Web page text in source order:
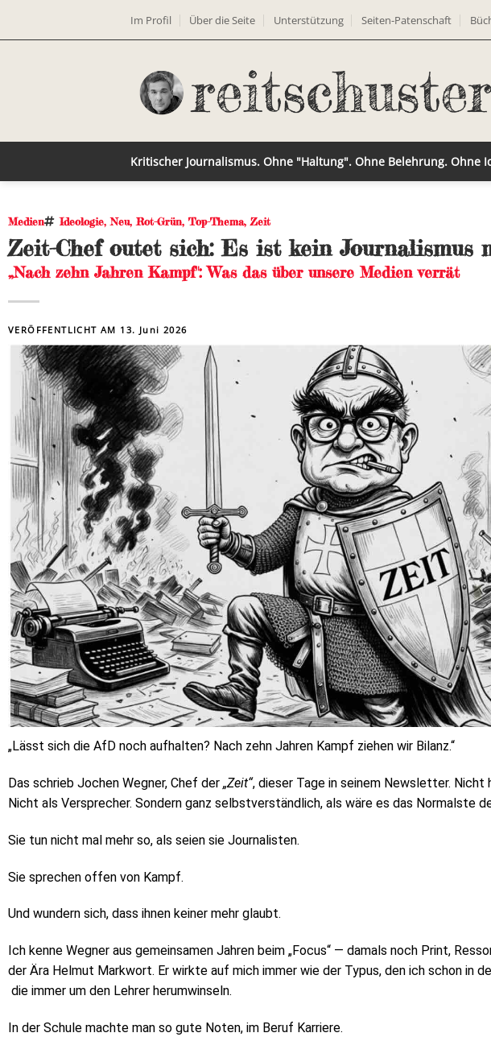
Im Profil Über die Seite Unterstützung Seiten-Patenschaft
Kritischer Journalismus. Ohne "Haltung". Ohne Belehrung. Ohne
Medien Ideologie,Neu, Rot-Grün, Top-Thema, Zeit
Zeit-Chef outet sich: Es ist kein Journalismus
„Nach zehn Jahren Kampf": Was das über unsere Medien verrät
VERÖFFENTLICHT AM 13. Juni 2026
„Lässt sich die AfD noch aufhalten? Nach zehn Jahren Kampf ziehen wir Bilanz.“
Das schrieb Jochen Wegner, Chef der „Zeit“, dieser Tage in seinem Newsletter. Nicht
Nicht als Versprecher. Sondern ganz selbstverständlich, als wäre es das Normalste
Sie tun nicht mal mehr so, als seien sie Journalisten.
Sie sprechen offen von Kampf.
Und wundern sich, dass ihnen keiner mehr glaubt.
Ich kenne Wegner aus gemeinsamen Jahren beim „Focus“ — damals noch Print,
der Ära Helmut Markwort. Er wirkte auf mich immer wie der Typus, den ich schon in
die immer um den Lehrer herumwinseln.
In der Schule machte man so gute Noten, im Beruf Karriere.